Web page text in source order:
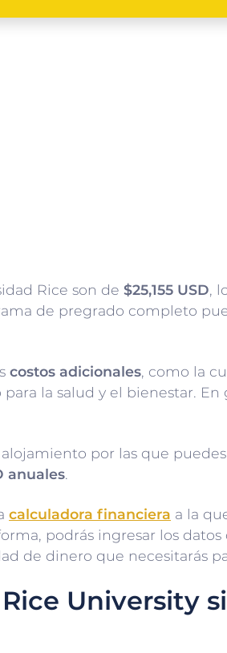
Rice son de $25,155 USD,
de pregrado completo
costos adicionales, como la
la salud y el bienestar. En
por las que
anuales.
calculadora financiera a la
podrás ingresar los
de dinero que necesitarás
University